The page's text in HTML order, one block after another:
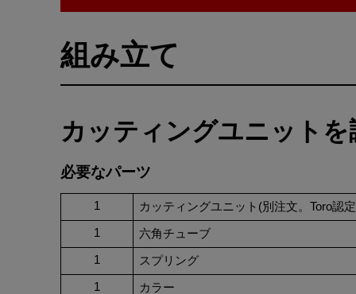
組 み立て
カッティングユニット を
必要なパーツ
1 カッティングユニット (別注文。 Toro認定
1 六角チューブ
1 スプリング
1 カラー